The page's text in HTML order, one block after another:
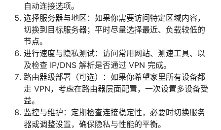
自动连接选项。
选择服务器与地区：如果你需要访问特定区域内容，
切换到目标服务器；平时尽量选择最近、负载较低的
节点。
进行速度与隐私测试：访问常用网站、测速工具、以
及检查 IP/DNS 解析是否通过 VPN 完成。
路由器级部署（可选）：如果你希望家里所有设备都
走 VPN，考虑在路由器层面配置，一次设置多设备受
益。
监控与维护：定期检查连接稳定性，必要时切换服务
器或调整设置，确保隐私与性能的平衡。